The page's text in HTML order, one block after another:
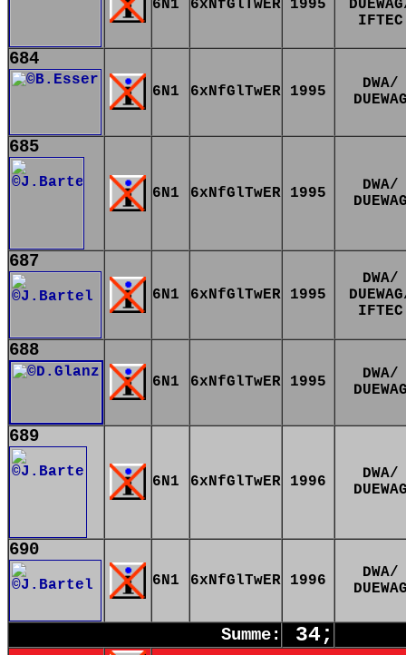
6N1 6xNfGlTwER 1995
IFTEC
684
6N1 6xNfGlTwER 1995
DWA/
685
6N1 6xNfGlTwER 1995
DWA/
687
6N1 6xNfGlTwER 1995
DWA/
IFTEC
688
6N1 6xNfGlTwER 1995
DWA/
689
6N1 6xNfGlTwER 1996
DWA/
690
6N1 6xNfGlTwER 1996
DWA/
Summe:
34;